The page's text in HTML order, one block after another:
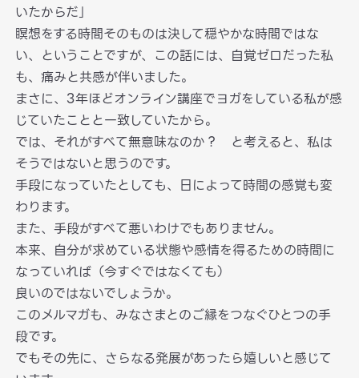
いたからだ」
瞑想をする時間そのものは決して穏やかな時間ではな
い、ということですが、この話には、自覚ゼロだった私
も、痛みと共感が伴いました。
まさに、3年ほどオンライン講座でヨガをしている私が感
じていたことと一致していたから。
では、それがすべて無意味なのか？ と考えると、私は
そうではないと思うのです。
手段になっていたとしても、日によって時間の感覚も変
わります。
また、手段がすべて悪いわけでもありません。
本来、自分が求めている状態や感情を得るための時間に
なっていれば（今すぐではなくても）
良いのではないでしょうか。
このメルマガも、みなさまとのご縁をつなぐひとつの手
段です。
でもその先に、さらなる発展があったら嬉しいと感じて